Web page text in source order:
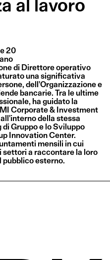
al lavoro
20
di Direttore operativo
una significativa
dell'Organizzazione e
bancarie. Tra le ultime
ha guidato la
Corporate & Investment
della stessa
Gruppo e lo Sviluppo
Innovation Center.
mensili in cui
a raccontare la loro
pubblico esterno.